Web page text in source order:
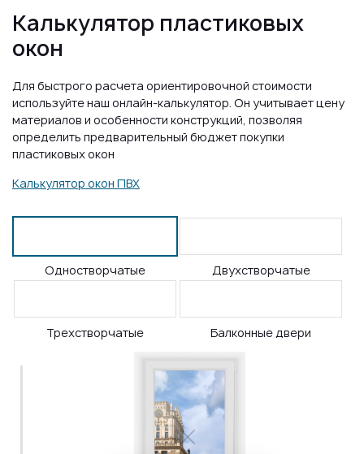
Калькулятор пластиковых
окон
Калькулятор окон ПВХ
Для быстрого расчета ориентировочной стоимости
используйте наш онлайн-калькулятор. Он учитывает цену
материалов и особенности конструкций, позволяя
определить предварительный бюджет покупки
пластиковых окон
Одностворчатые Двухстворчатые
Трехстворчатые Балконные двери